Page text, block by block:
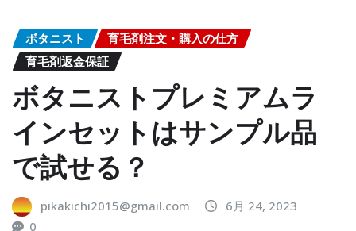
ボタニスト
育毛剤注文・購入の仕方
育毛剤返金保証
ボタニストプレミアムラ
インセットはサンプル品
で試せる？
pikakichi2015@gmail.com
6月 24, 2023
0